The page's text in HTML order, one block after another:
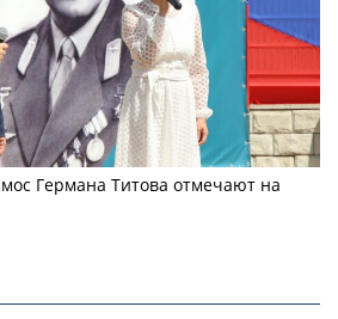
Германа Титова отмечают на